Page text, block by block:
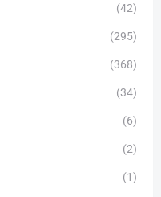
(42)
(295)
(368)
(34)
(6)
(2)
(1)